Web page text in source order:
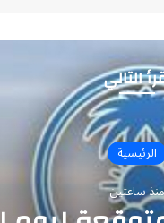
التالي
الرئيسية
منذ ساعتين